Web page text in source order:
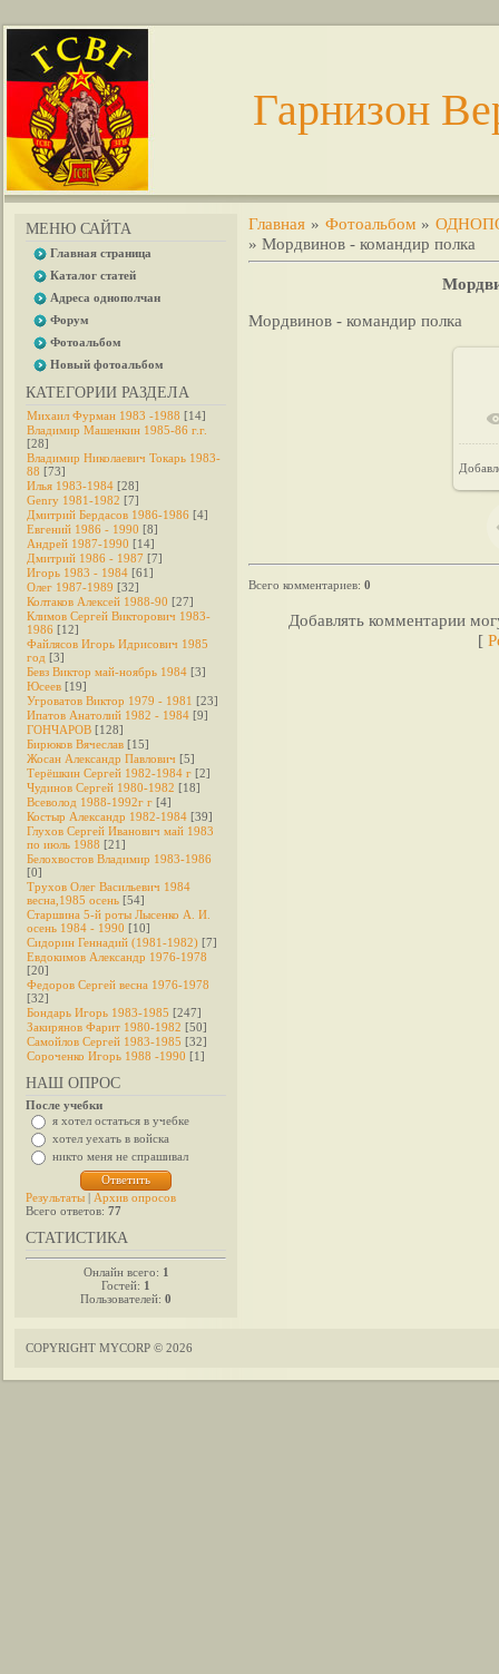
Гарнизон
МЕНЮ САЙТА
Главная страница
Каталог статей
Адреса однополчан
Форум
Фотоальбом
Новый фотоальбом
КАТЕГОРИИ РАЗДЕЛА
Михаил Фурман 1983 -1988 [14]
Владимир Машенкин 1985-86 г.г.
[28]
Владимир Николаевич Токарь 1983-
88 [73]
Илья 1983-1984 [28]
Genry 1981-1982 [7]
Дмитрий Бердасов 1986-1986 [4]
Евгений 1986 - 1990 [8]
Андрей 1987-1990 [14]
Дмитрий 1986 - 1987 [7]
Игорь 1983 - 1984 [61]
Олег 1987-1989 [32]
Колтаков Алексей 1988-90 [27]
Климов Сергей Викторович 1983-
1986 [12]
Файлясов Игорь Идрисович 1985
год [3]
Бевз Виктор май-ноябрь 1984 [3]
Юсеев [19]
Угроватов Виктор 1979 - 1981 [23]
Ипатов Анатолий 1982 - 1984 [9]
ГОНЧАРОВ [128]
Бирюков Вячеслав [15]
Жосан Александр Павлович [5]
Терёшкин Сергей 1982-1984 г [2]
Чудинов Сергей 1980-1982 [18]
Всеволод 1988-1992г г [4]
Костыр Александр 1982-1984 [39]
Глухов Сергей Иванович май 1983
по июль 1988 [21]
Белохвостов Владимир 1983-1986
[0]
Трухов Олег Васильевич 1984
весна,1985 осень [54]
Старшина 5-й роты Лысенко А. И.
осень 1984 - 1990 [10]
Сидорин Геннадий (1981-1982) [7]
Евдокимов Александр 1976-1978
[20]
Федоров Cергей весна 1976-1978
[32]
Бондарь Игорь 1983-1985 [247]
Закирянов Фарит 1980-1982 [50]
Самойлов Сергей 1983-1985 [32]
Сороченко Игорь 1988 -1990 [1]
НАШ ОПРОС
После учебки
я хотел остаться в учебке
хотел уехать в войска
никто меня не спрашивал
Результаты | Архив опросов
Всего ответов: 77
СТАТИСТИКА
Онлайн всего: 1
Гостей: 1
Пользователей: 0
Главная » Фотоальбом »
» Мордвинов - командир полка
Мордвинов - командир полка
Всего комментариев: 0
Добавлять комментарии
[
COPYRIGHT MYCORP © 2026